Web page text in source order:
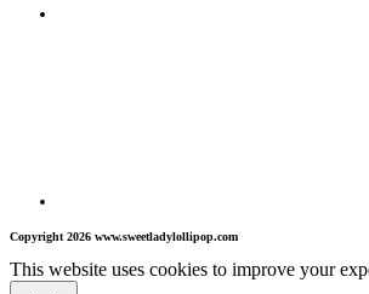
Copyright 2026 www.sweetladylollipop.com
This website uses cookies to improve your